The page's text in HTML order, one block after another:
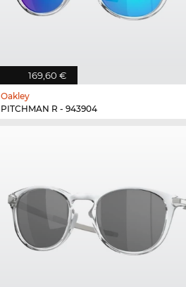
169,60 €
Oakley
PITCHMAN R - 943904